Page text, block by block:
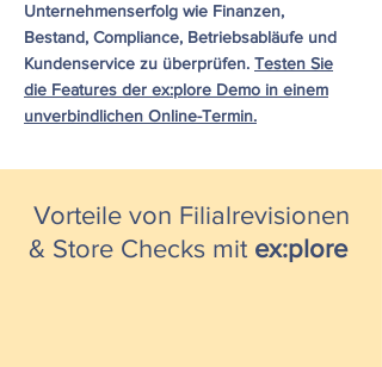
Unternehmenserfolg wie Finanzen,
Bestand, Compliance, Betriebsabläufe und
Kundenservice zu überprüfen. Testen Sie
die Features der ex:plore Demo in einem
unverbindlichen Online-Termin.
Vorteile von Filialrevisionen
& Store Checks mit ex:plore